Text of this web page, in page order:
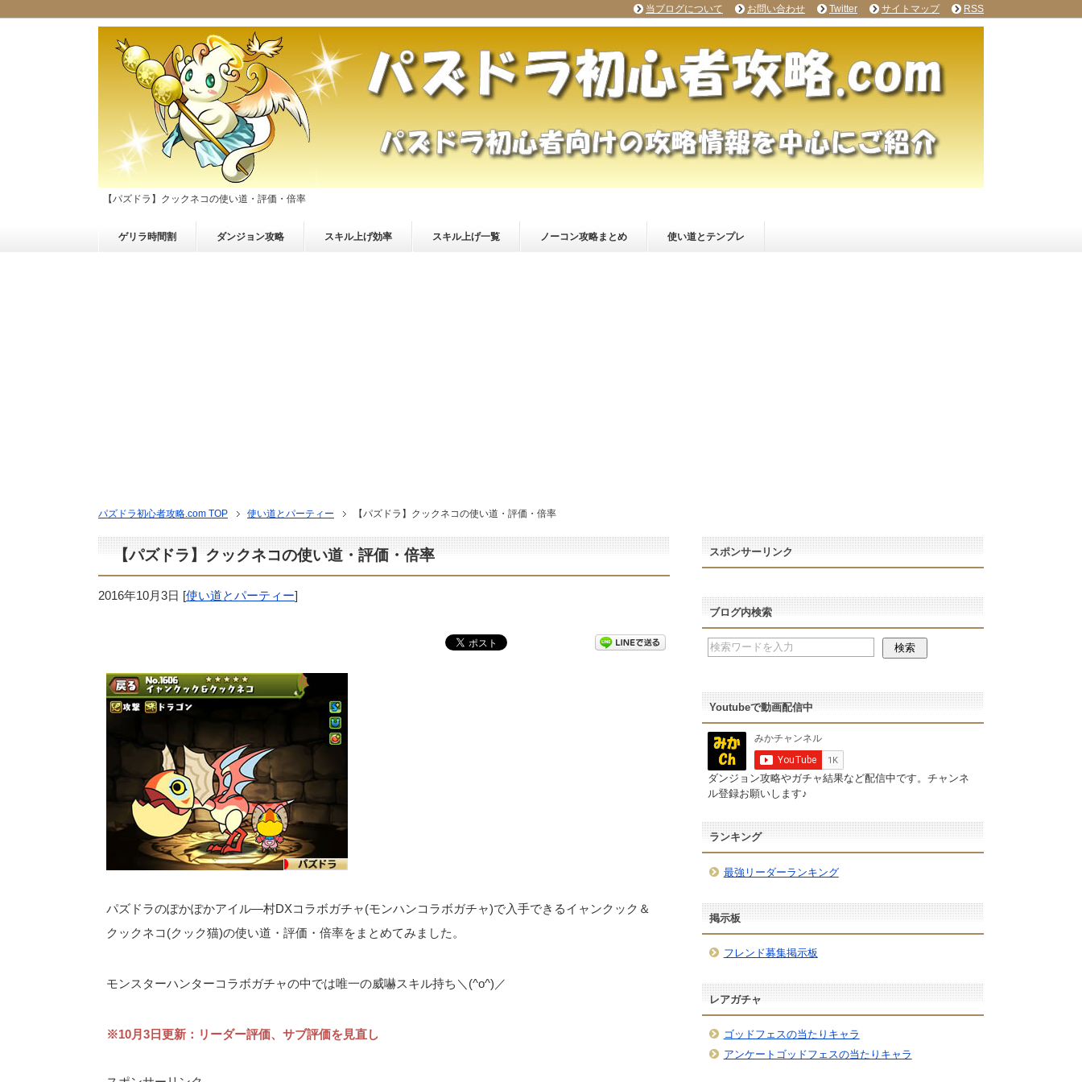
【パズドラ】クックネコの使い道・評価・倍率
ゲリラ時間割 ダンジョン攻略 スキル上げ効率 スキル上げ一覧 ノーコン攻略まとめ 使い道とテンプレ
パズドラ初心者攻略.com TOP 使い道とパーティー 【パズドラ】クックネコの使い道・評価・倍率
【パズドラ】クックネコの使い道・評価・倍率
2016年10月3日 [使い道とパーティー]
パズドラのぽかぽかアイル―村DXコラボガチャ(モンハンコラボガチャ)で入手できるイャンクック＆
クックネコ(クック猫)の使い道・評価・倍率をまとめてみました。
モンスターハンターコラボガチャの中では唯一の威嚇スキル持ち＼(^o^)／
※10月3日更新：リーダー評価、サブ評価を見直し
スポンサーリンク
ブログ内検索
Youtubeで動画配信中
ダンジョン攻略やガチャ結果など配信中です。チャンネ
ル登録お願いします♪
ランキング
最強リーダーランキング
掲示板
フレンド募集掲示板
レアガチャ
ゴッドフェスの当たりキャラ
アンケートゴッドフェスの当たりキャラ
当ブログについて お問い合わせ Twitter サイトマップ RSS